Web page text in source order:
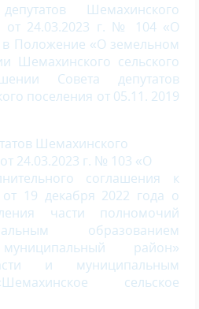
Шемахинского
от 24.03.2023 г. № 104 «О
Положение «О земельном
Шемахинского сельского
Совета депутатов
поселения от 05.11. 2019
Шемахинского
24.03.2023 г. № 103 «О
соглашения к
19 декабря 2022 года о
части полномочий
образованием
район»
и муниципальным
сельское